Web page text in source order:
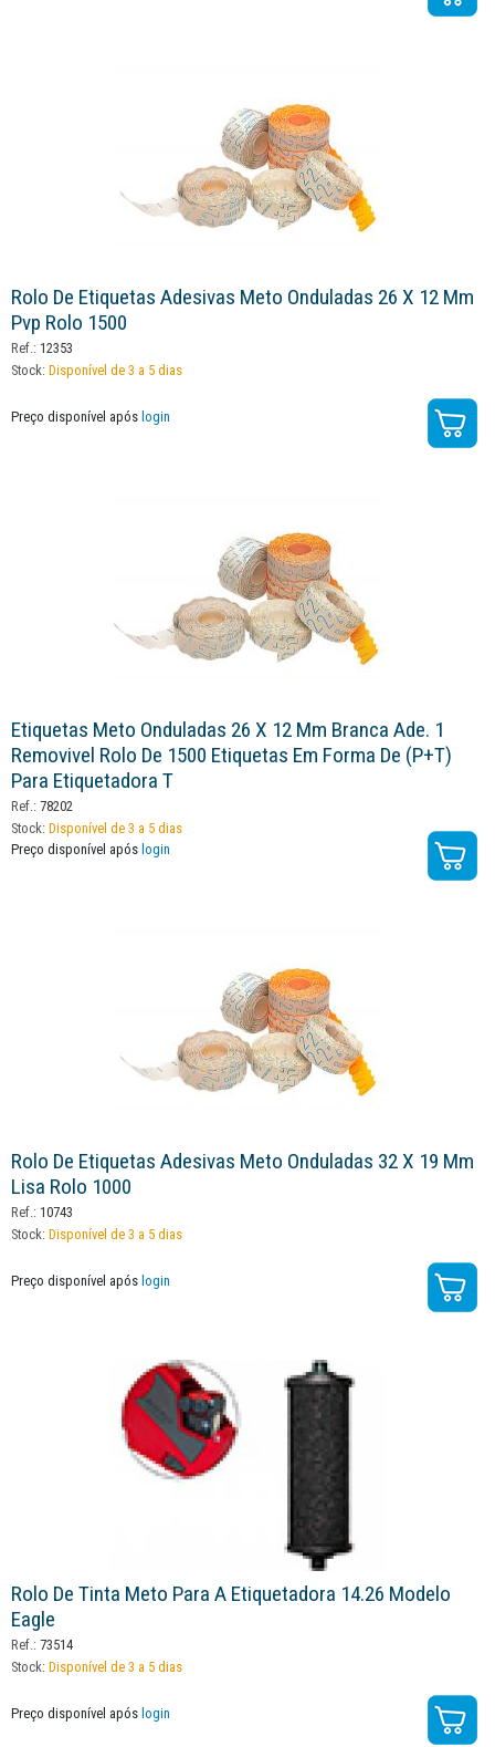
Rolo De Etiquetas Adesivas Meto Onduladas 26 X 12 Mm
Pvp Rolo 1500
Ref.: 12353
Stock: Disponível de 3 a 5 dias
Preço disponível após login
Etiquetas Meto Onduladas 26 X 12 Mm Branca Ade. 1
Removivel Rolo De 1500 Etiquetas Em Forma De (p+t)
Para Etiquetadora T
Ref.: 78202
Stock: Disponível de 3 a 5 dias
Preço disponível após login
Rolo De Etiquetas Adesivas Meto Onduladas 32 X 19 Mm
Lisa Rolo 1000
Ref.: 10743
Stock: Disponível de 3 a 5 dias
Preço disponível após login
Rolo De Tinta Meto Para A Etiquetadora 14.26 Modelo
Eagle
Ref.: 73514
Stock: Disponível de 3 a 5 dias
Preço disponível após login